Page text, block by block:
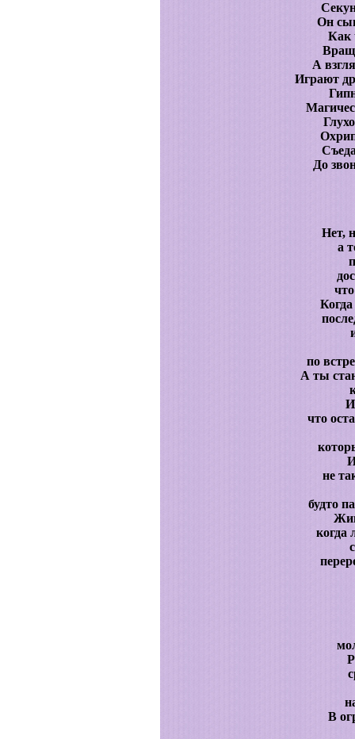
Он
Как
А
Играют
До
Нет,
а
по
А ты
И
что
не
будто
когда
В